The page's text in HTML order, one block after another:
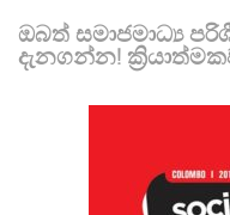
ඔබත් සමාජමාධ්‍ය
දැනගන්න!